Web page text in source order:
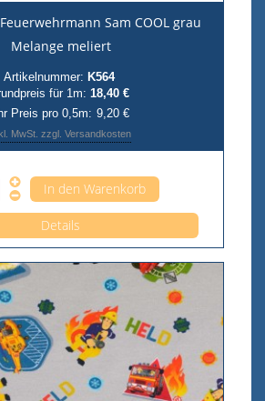
Sam COOL grau
Melange meliert
Artikelnummer: K564
für 1m: 18,40 €
Ihr Preis pro 0,5m: 9,20 €
MwSt. zzgl. Versandkosten
Details